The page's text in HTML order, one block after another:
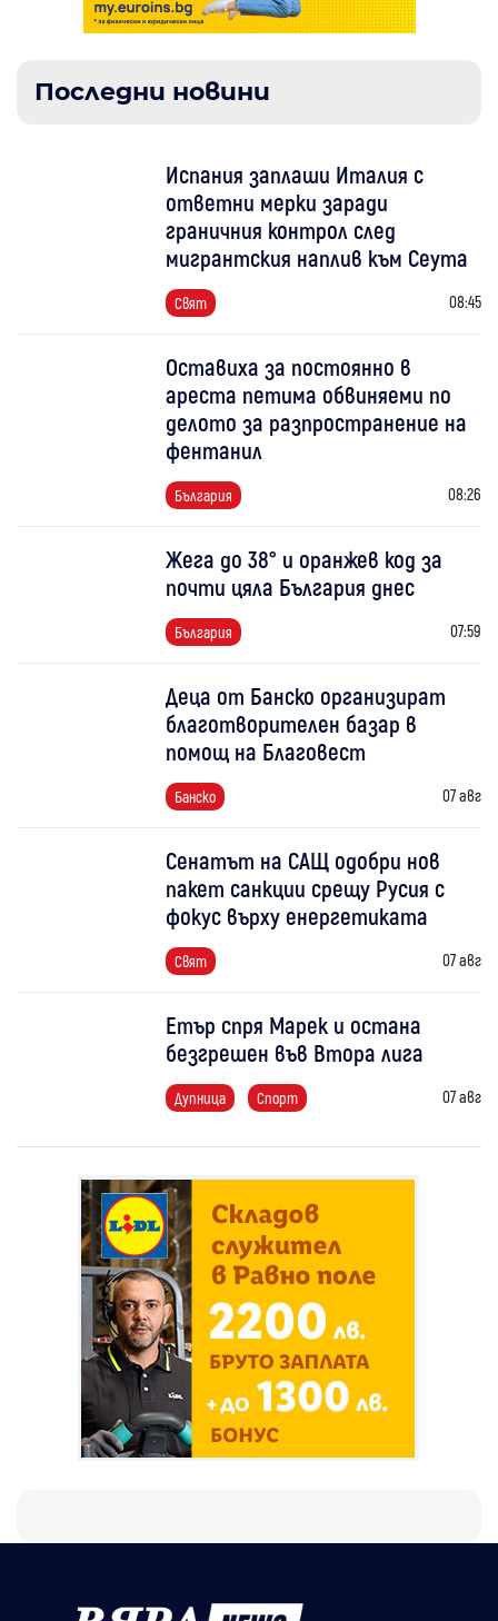
Последни новини
Испания заплаши Италия с
ответни мерки заради
граничния контрол след
мигрантския наплив към Сеута
Свят 08:45
Оставиха за постоянно в
ареста петима обвиняеми по
делото за разпространение на
фентанил
България 08:26
Жега до 38° и оранжев код за
почти цяла България днес
България 07:59
Деца от Банско организират
благотворителен базар в
помощ на Благовест
Банско 07 авг
Сенатът на САЩ одобри нов
пакет санкции срещу Русия с
фокус върху енергетиката
Свят 07 авг
Етър спря Марек и остана
безгрешен във Втора лига
Дупница Спорт 07 авг